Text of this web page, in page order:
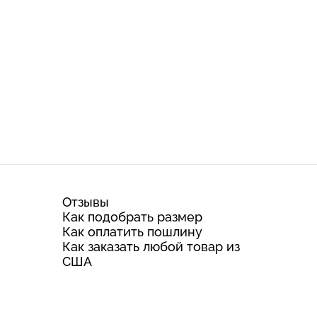
Отзывы
Как подобрать размер
Как оплатить пошлину
Как заказать любой товар из
США